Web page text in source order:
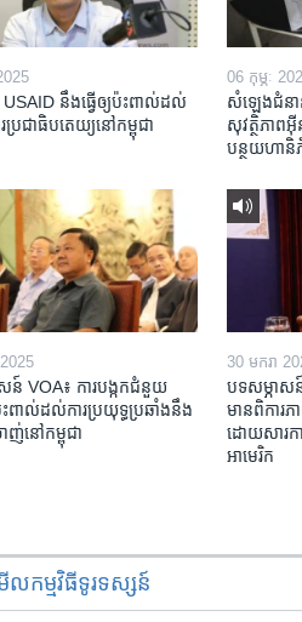
USAID នឹងធ្វើឲ្យប៉ះពាល់ដល់
ប្រជាធិបតេយ្យនៅកម្ពុជា
06 កុម្ភៈ
សំឡេងជំនាន់
សុវត្ថិភា
បន្ថយហា
ន៍ VOA៖ ការបង្កក​ជំនួយ​
ះពាល់ដល់​ការប្រយុទ្ធ​ប្រឆាំង​នឹង​
ញ់​នៅ​កម្ពុជា
30 មករា
បទសម្ភាស
មាន​ពិការភ
ដោយសារ​ក
អាមេរិក
ល​កម្មវិធី​ទូរទស្សន៍